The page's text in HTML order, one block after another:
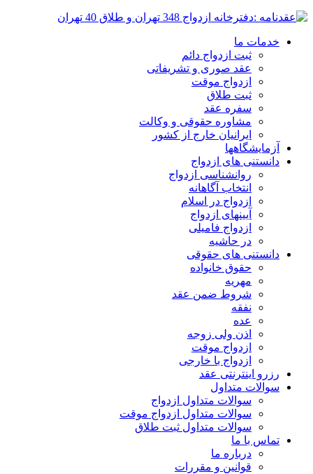
خدمات ما
ثبت ازدواج دائم
عقد صوری و تشریفاتی
ازدواج موقت
ثبت طلاق
سفره عقد
مشاوره حقوقی و وکالت
ایرانیان خارج از کشور
آزمایشگاهها
دانستنی های ازدواج
روانشناسی ازدواج
انتخاب آگاهانه
ازدواج در اسلام
آیینهای ازدواج
ازدواج فامیلی
در حاشیه
دانستنی های حقوقی
حقوق خانواده
مهریه
شروط ضمن عقد
نفقه
عده
اذن ولی زوجه
ازدواج موقت
ازدواج با خارجی
رزرو اینترنتی عقد
سوالات متداول
سوالات متداول ازدواج
سوالات متداول ازدواج موقت
سوالات متداول ثبت طلاق
تماس با ما
درباره ما
قوانین و مقررات